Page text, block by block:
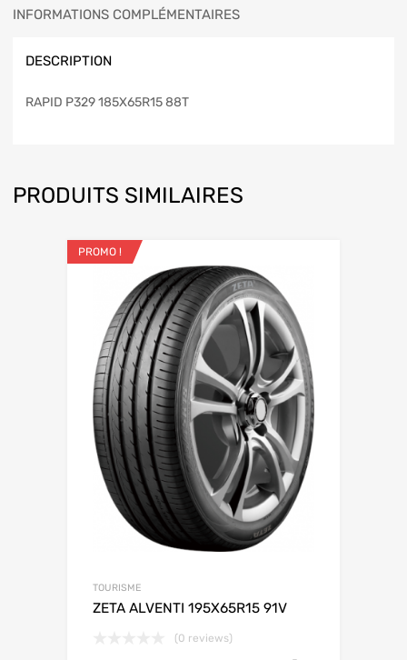
INFORMATIONS COMPLÉMENTAIRES
DESCRIPTION
RAPID P329 185X65R15 88T
PRODUITS SIMILAIRES
PROMO !
TOURISME
ZETA ALVENTI 195X65R15 91V
(0 reviews)